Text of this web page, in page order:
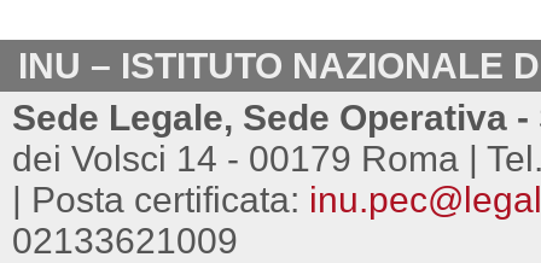
INU – ISTITUTO NAZIONALE
Sede Legale, Sede Operativa
dei Volsci 14 - 00179 Roma |
| Posta certificata:
02133621009